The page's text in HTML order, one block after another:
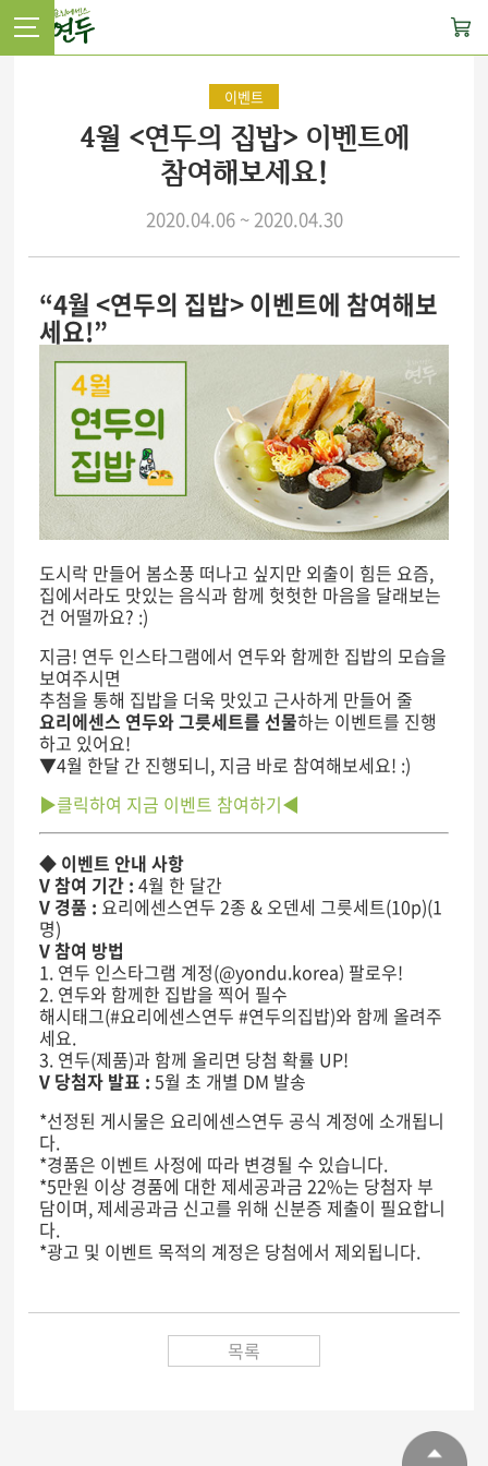
사
이
이벤트
4월 <연두의 집밥> 이벤트에
참여해보세요!
2020.04.06 ~ 2020.04.30
4월 <연두의 집밥> 이벤트에 참여해보
세요!
도시락 만들어 봄소풍 떠나고 싶지만 외출이 힘든 요즘,
집에서라도 맛있는 음식과 함께 헛헛한 마음을 달래보는
건 어떨까요? :)
지금! 연두 인스타그램에서 연두와 함께한 집밥의 모습을
보여주시면
추첨을 통해 집밥을 더욱 맛있고 근사하게 만들어 줄
요리에센스 연두와 그릇세트를 선물하는 이벤트를 진행
하고 있어요!
▼4월 한달 간 진행되니, 지금 바로 참여해보세요! :)
▶클릭하여 지금 이벤트 참여하기◀
◆ 이벤트 안내 사항
V 참여 기간 : 4월 한 달간
V 경품 : 요리에센스연두 2종 & 오덴세 그릇세트(10p)(1
명)
V 참여 방법
1. 연두 인스타그램 계정(@yondu.korea) 팔로우!
2. 연두와 함께한 집밥을 찍어 필수
해시태그(#요리에센스연두 #연두의집밥)와 함께 올려주
세요.
3. 연두(제품)과 함께 올리면 당첨 확률 UP!
V 당첨자 발표 : 5월 초 개별 DM 발송
*선정된 게시물은 요리에센스연두 공식 계정에 소개됩니
다.
*경품은 이벤트 사정에 따라 변경될 수 있습니다.
*5만원 이상 경품에 대한 제세공과금 22%는 당첨자 부
담이며, 제세공과금 신고를 위해 신분증 제출이 필요합니
다.
*광고 및 이벤트 목적의 계정은 당첨에서 제외됩니다.
목록